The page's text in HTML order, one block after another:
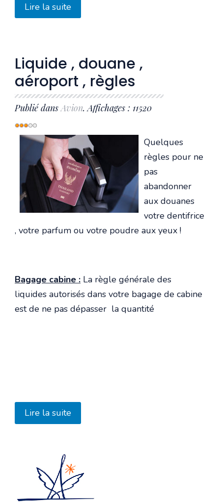
Lire la suite
Liquide , douane ,
aéroport , règles
Publié dansAvion. Affichages : 11520
Vote
utilisateur:3/5
Quelques
règles pour ne
pas
abandonner
aux douanes
votre dentifrice
, votre parfum ou votre poudre aux yeux !
Bagage cabine : La règle générale des
liquides autorisés dans votre bagage de cabine
est de ne pas dépasser la quantité
Lire la suite